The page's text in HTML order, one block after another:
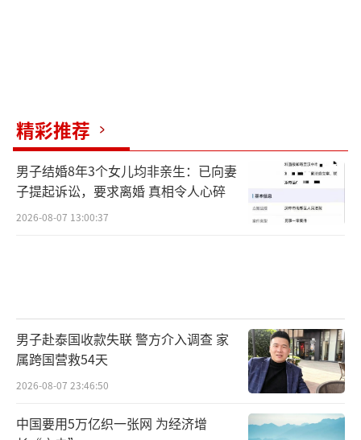
精彩推荐
男子结婚8年3个女儿均非亲生：已向妻
子提起诉讼，要求离婚 真相令人心碎
2026-08-07 13:00:37
男子赴泰国收款失联 警方介入调查 家
属跨国营救54天
2026-08-07 23:46:50
中国要用5万亿织一张网 为经济增